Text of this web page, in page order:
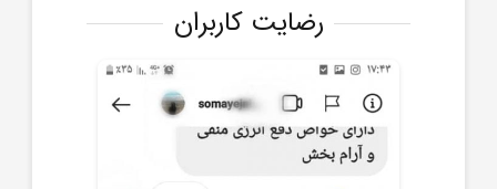
رضایت کاربران